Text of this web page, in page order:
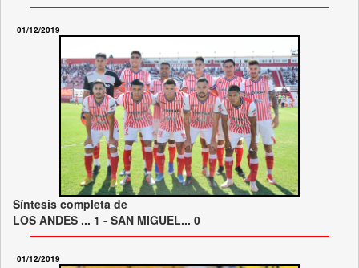
01/12/2019
Síntesis completa de
LOS ANDES ... 1 - SAN MIGUEL... 0
01/12/2019